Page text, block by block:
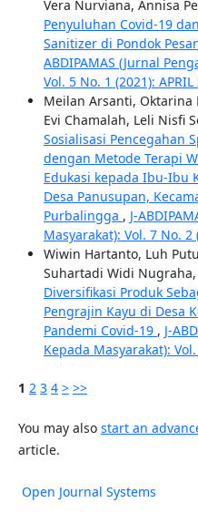
Vera Nurviana, Annisa
Penyuluhan Covid-19
Sanitizer di Pondok
ABDIPAMAS (Jurnal
Vol. 5 No. 1 (2021): APRIL
Meilan Arsanti, Oktarina
Evi Chamalah, Leli Nisfi
Sosialisasi Pencegahan
dengan Metode Terapi
Edukasi kepada Ibu-Ibu
Desa Panusupan,
Purbalingga , J-
Masyarakat): Vol. 7 No.
Wiwin Hartanto, Luh
Suhartadi Widi
Diversifikasi Produk
Pengrajin Kayu di Desa
Pandemi Covid-19 , J-
Kepada Masyarakat):
1 2 3 4 > >>
You may also start an
article.
Open Journal Systems